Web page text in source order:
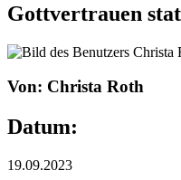
Gottvertrauen
Von: Christa Roth
Datum:
19.09.2023